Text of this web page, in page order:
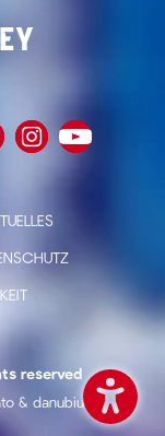
reserved
& danubius